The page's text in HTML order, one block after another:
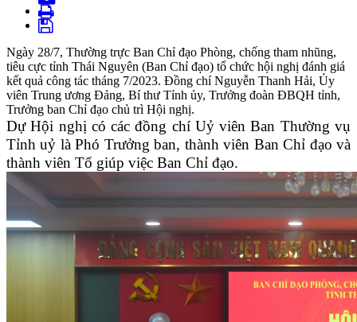
Ngày 28/7, Thường trực Ban Chỉ đạo Phòng, chống tham nhũng,
tiêu cực tỉnh Thái Nguyên (Ban Chỉ đạo) tổ chức hội nghị đánh giá
kết quả công tác tháng 7/2023. Đồng chí Nguyễn Thanh Hải, Ủy
viên Trung ương Đảng, Bí thư Tỉnh ủy, Trưởng đoàn ĐBQH tỉnh,
Trưởng ban Chỉ đạo chủ trì Hội nghị.
Dự Hội nghị có các đồng chí Uỷ viên Ban Thường vụ
Tỉnh uỷ là Phó Trưởng ban, thành viên Ban Chỉ đạo và
thành viên Tổ giúp việc Ban Chỉ đạo.